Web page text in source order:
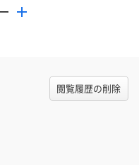
閲覧履歴の削除